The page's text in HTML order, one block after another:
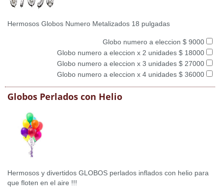
Hermosos Globos Numero Metalizados 18 pulgadas
Globo numero a eleccion $ 9000
Globo numero a eleccion x 2 unidades $ 18000
Globo numero a eleccion x 3 unidades $ 27000
Globo numero a eleccion x 4 unidades $ 36000
Globos Perlados con Helio
Hermosos y divertidos GLOBOS perlados inflados con helio para
que floten en el aire !!!